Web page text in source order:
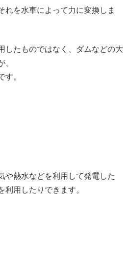
れを水車によって力に変換しま
したものではなく、ダムなどの大
、
す。
や熱水などを利用して発電した
利用したりできます。